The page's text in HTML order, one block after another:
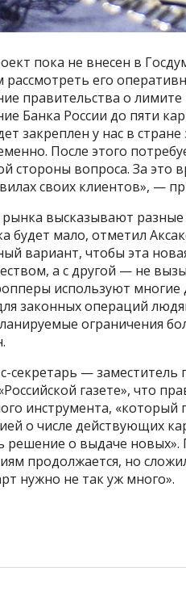
пока не внесен в
его
правительства о лимите
Банка России до пяти
закреплен у нас в
После этого
стороны вопроса. За это
своих клиентов», —
высказывают
будет мало, отметил
вариант, чтобы эта
а с другой — не
используют многие
законных операций
ограничения
секретарь — заместитель
газете», что
инструмента,
о числе действующих
решение о выдаче новых».
продолжается, но
нужно не так уж много».